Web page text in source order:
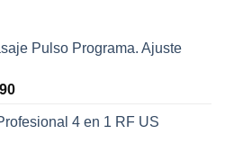
Pulso Programa. Ajuste
El
actual
4 en 1 RF US